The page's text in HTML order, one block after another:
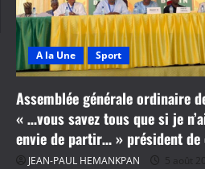
A la Une Sport
Assemblée générale ordinaire
« …vous savez tous que si je
envie de partir… » président de
JEAN-PAUL HEMANKPAN 5 août